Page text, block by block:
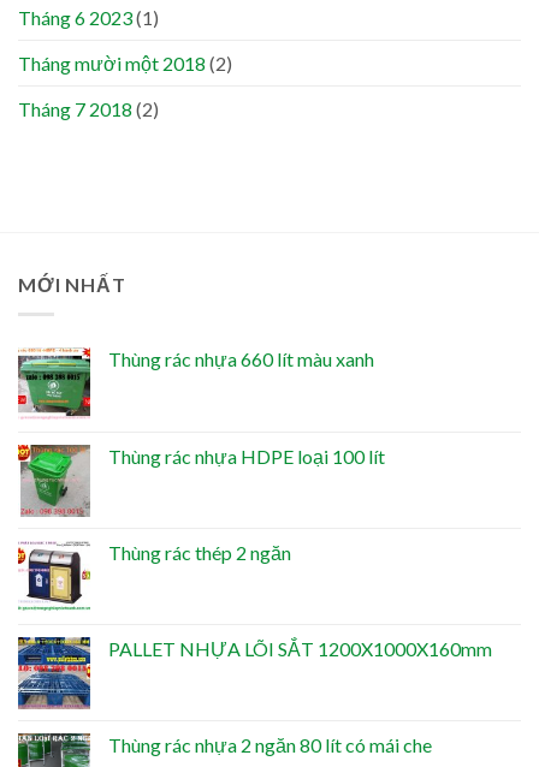
Tháng 6 2023(1)
Tháng mười một 2018 (2)
Tháng 7 2018 (2)
MỚI NHẤT
Thùng rác nhựa 660 lít màu xanh
Thùng rác nhựa HDPE loại 100 lít
Thùng rác thép 2 ngăn
PALLET NHỰA LÕI SẮT 1200X1000X160mm
Thùng rác nhựa 2 ngăn 80 lít có mái che